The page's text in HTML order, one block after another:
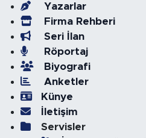
Yazarlar
Firma Rehberi
Seri İlan
Röportaj
Biyografi
Anketler
Künye
İletişim
Servisler